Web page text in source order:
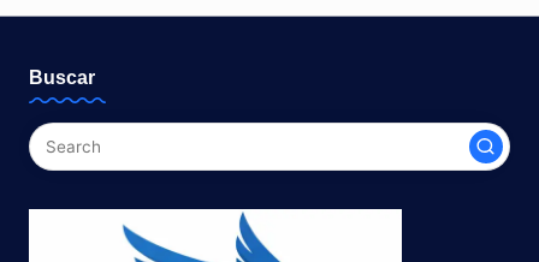
Buscar